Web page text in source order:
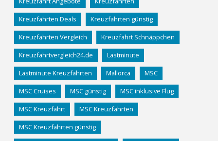
Kreuzfahrten Deals Kreuzfahrten günstig
Kreuzfahrten Vergleich Kreuzfahrt Schnäppchen
Kreuzfahrtvergleich24.de Lastminute
Lastminute Kreuzfahrten Mallorca MSC
MSC Cruises MSC günstig MSC inklusive Flug
MSC Kreuzfahrt MSC Kreuzfahrten
MSC Kreuzfahrten günstig